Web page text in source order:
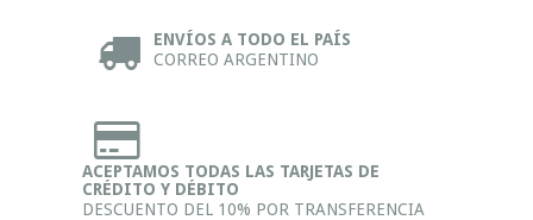
ENVÍOS A TODO EL PAÍS
CORREO ARGENTINO
ACEPTAMOS TODAS LAS TARJETAS DE
CRÉDITO Y DÉBITO
DESCUENTO DEL 10% POR TRANSFERENCIA